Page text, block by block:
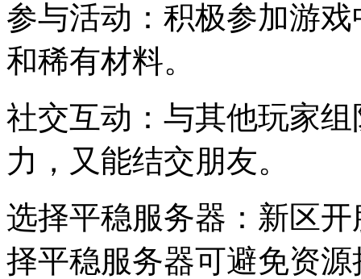
参与活动：积极参加游
和稀有材料。
社交互动：与其他玩家
力，又能结交朋友。
选择平稳服务器：新区
择平稳服务器可避免资